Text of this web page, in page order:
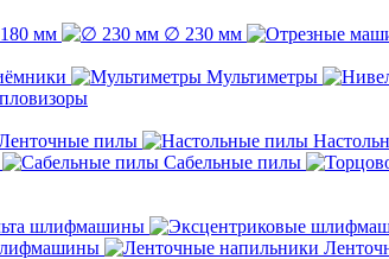
мм ∅ 230 мм
Мультиметры
пилы
Сабельные пилы
шлифмашины